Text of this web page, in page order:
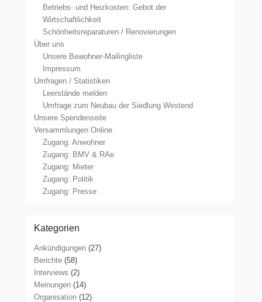
Betriebs- und Heizkosten: Gebot der
Wirtschaftlichkeit
Schönheitsreparaturen / Renovierungen
Über uns
Unsere Bewohner-Mailingliste
Impressum
Umfragen / Statistiken
Leerstände melden
Umfrage zum Neubau der Siedlung Westend
Unsere Spendenseite
Versammlungen Online
Zugang: Anwohner
Zugang: BMV & RAe
Zugang: Mieter
Zugang: Politik
Zugang: Presse
Kategorien
Ankündigungen (27)
Berichte (58)
Interviews (2)
Meinungen (14)
Organisation (12)